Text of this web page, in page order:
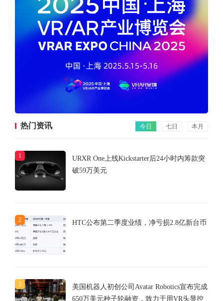
热门资讯 今日 七日 本月
1
URXR One上线Kickstarter后24小时内筹款突
破59万美元
2 HTC公布第二季度业绩，净亏损2.8亿新台币
3
美国机器人初创公司Avatar Robotics宣布完成
650万美元种子轮融资，致力于用VR头显控